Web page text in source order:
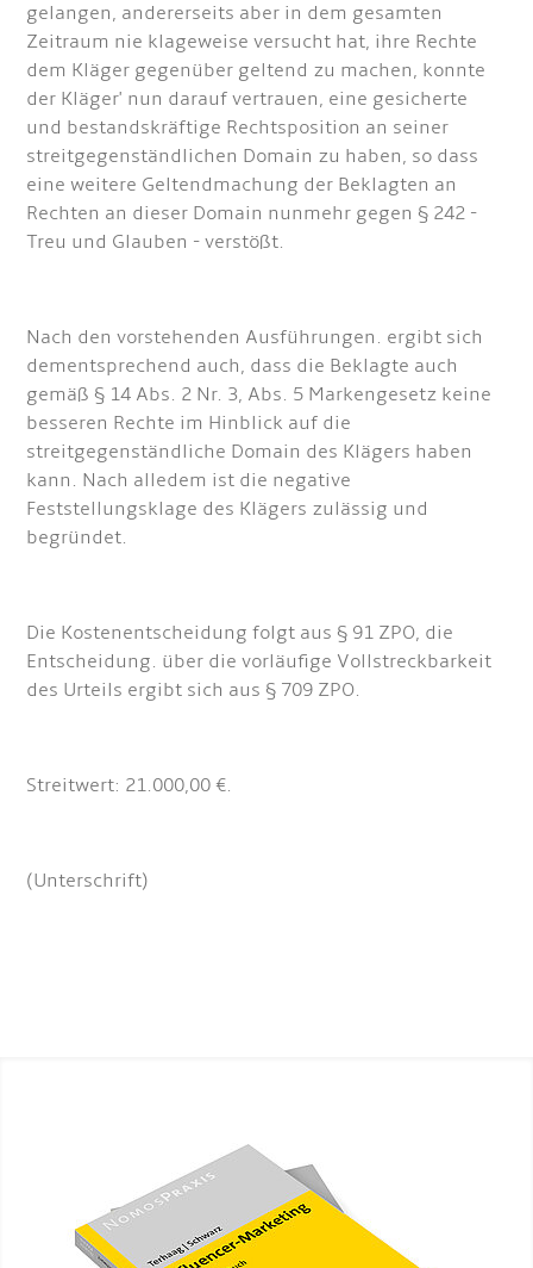
gelangen, andererseits aber in dem gesamten
Zeitraum nie klageweise versucht hat, ihre Rechte
dem Kläger gegenüber geltend zu machen, konnte
der Kläger' nun darauf vertrauen, eine gesicherte
und bestandskräftige Rechtsposition an seiner
streitgegenständlichen Domain zu haben, so dass
eine weitere Geltendmachung der Beklagten an
Rechten an dieser Domain nunmehr gegen § 242 -
Treu und Glauben - verstößt.
Nach den vorstehenden Ausführungen. ergibt sich
dementsprechend auch, dass die Beklagte auch
gemäß § 14 Abs. 2 Nr. 3, Abs. 5 Markengesetz keine
besseren Rechte im Hinblick auf die
streitgegenständliche Domain des Klägers haben
kann. Nach alledem ist die negative
Feststellungsklage des Klägers zulässig und
begründet.
Die Kostenentscheidung folgt aus § 91 ZPO, die
Entscheidung. über die vorläufige Vollstreckbarkeit
des Urteils ergibt sich aus § 709 ZPO.
Streitwert: 21.000,00 €.
(Unterschrift)